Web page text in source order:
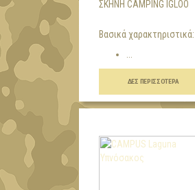
ΣΚΗΝΉ CAMPING IGLOO
Βασικά χαρακτηριστικά:
ΔΕΣ ΠΕΡΙΣΣΌΤΕΡΑ